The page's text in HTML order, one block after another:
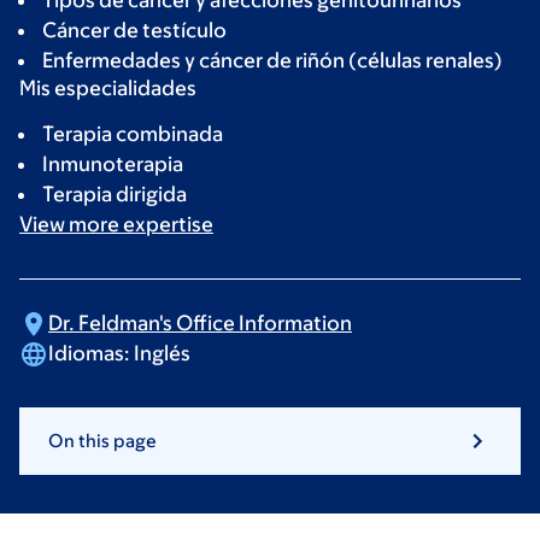
Cáncer de testículo
Enfermedades y cáncer de riñón (células renales)
Mis especialidades
Terapia combinada
Inmunoterapia
Terapia dirigida
View more expertise
Dr. Feldman's Office Information
Idiomas: Inglés
On this page